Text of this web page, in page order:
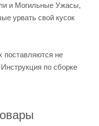
и Могильные Ужасы,
урвать свой кусок
поставляются не
по сборке